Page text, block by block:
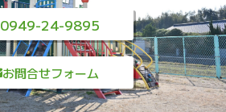
0949-24-9895
お問合せフォーム